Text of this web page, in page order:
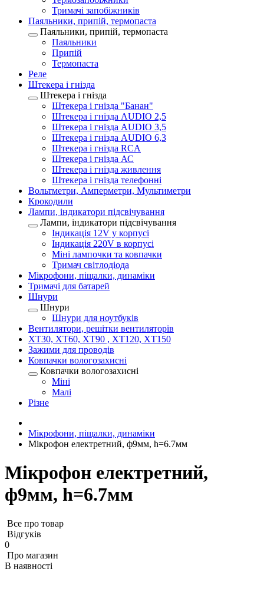
Тримачі запобіжників
Паяльники, припій, термопаста
Паяльники, припій, термопаста
Паяльники
Припій
Термопаста
Реле
Штекера і гнізда
Штекера і гнізда
Штекера і гнізда "Банан"
Штекера і гнізда AUDIO 2,5
Штекера і гнізда AUDIO 3,5
Штекера і гнізда AUDIO 6,3
Штекера і гнізда RCA
Штекера і гнізда АС
Штекера і гнізда живлення
Штекера і гнізда телефонні
Вольтметри, Амперметри, Мультиметри
Крокодили
Лампи, індикатори підсвічування
Лампи, індикатори підсвічування
Індикація 12V у корпусі
Індикація 220V в корпусі
Міні лампочки та ковпачки
Тримач світлодіода
Мікрофони, піщалки, динаміки
Тримачі для батарей
Шнури
Шнури
Шнури для ноутбуків
Вентилятори, решітки вентиляторів
XT30, XT60, XT90 , XT120, XT150
Зажими для проводів
Ковпачки вологозахисні
Ковпачки вологозахисні
Міні
Малі
Різне
Мікрофони, піщалки, динаміки
Мікрофон електретний, ф9мм, h=6.7мм
Мікрофон електретний,
ф9мм, h=6.7мм
Все про товар
Відгуків
0
Про магазин
В наявності